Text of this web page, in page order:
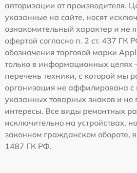
авторизации от производителя.
указанные на сайте, носят
ознакомительный характер и не
офертой согласно п. 2 ст. 437 ГК
обозначения торговой марки
только в информационных целях
перечень техники, с которой мы
организация не аффилирована с
указанных товарных знаков и не
интересы. Все виды ремонтных
исключительно на устройствах,
законном гражданском обороте, в
1487 ГК РФ.